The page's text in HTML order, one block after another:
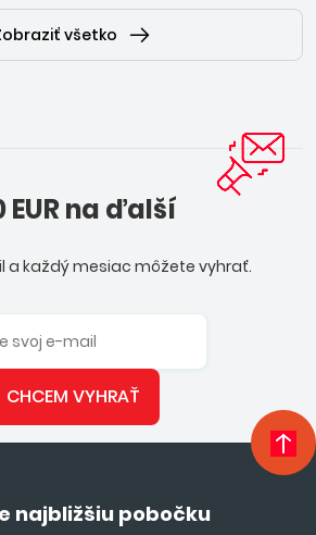
všetko
na ďalší
a každý mesiac môžete vyhrať.
CHCEM VYHRAŤ
najbližšiu pobočku